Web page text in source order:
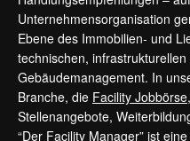
Unternehmensorganisation
Ebene des Immobilien- und
technischen,
Gebäudemanagement. In
Branche, die Facility Jobbörse
Stellenangebote,
“Der Facility Manager” ist